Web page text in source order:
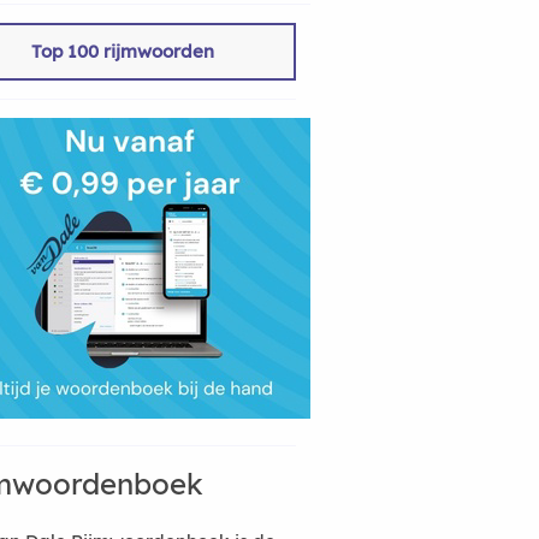
Top 100 rijmwoorden